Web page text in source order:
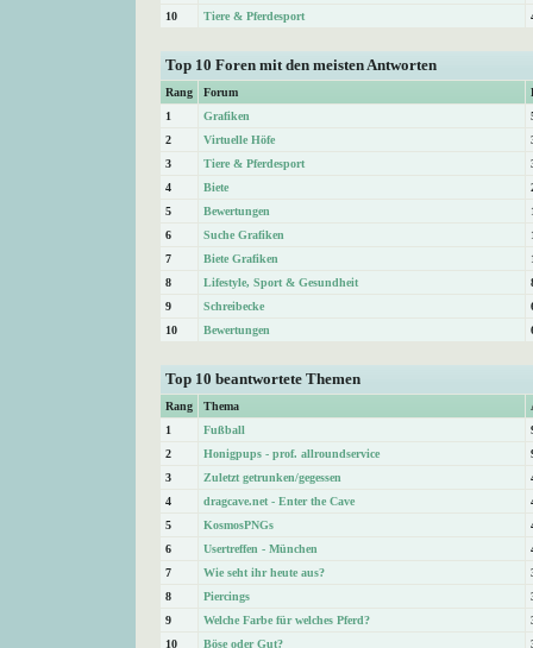
10
Tiere & Pferdesport
Top 10 Foren mit den meisten Antworten
Rang Forum
1
Grafiken
2
Virtuelle Höfe
3
Tiere & Pferdesport
4
Biete
5
Bewertungen
6
Suche Grafiken
7
Biete Grafiken
8
Lifestyle, Sport & Gesundheit
9
Schreibecke
10
Bewertungen
Top 10 beantwortete Themen
Rang Thema
1
Fußball
2
Honigpups - prof. allroundservice
3
Zuletzt getrunken/gegessen
4
dragcave.net - Enter the Cave
5
KosmosPNGs
6
Usertreffen - München
7
Wie seht ihr heute aus?
8
Piercings
9
Welche Farbe für welches Pferd?
10
Böse oder Gut?